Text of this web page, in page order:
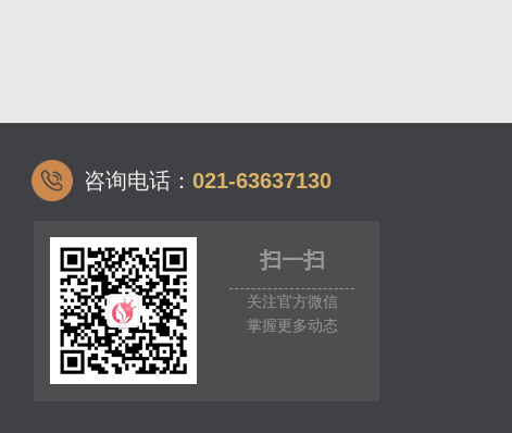
咨询电话： 021-63637130
扫一扫
关注官方微信
掌握更多动态